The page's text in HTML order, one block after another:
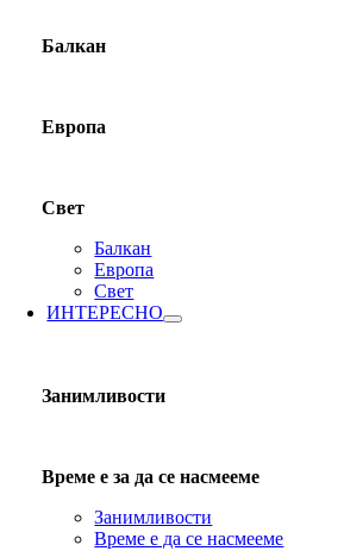
Балкан
Европа
Свет
Балкан
Европа
Свет
ИНТЕРЕСНО
Занимливости
Време е за да се насмееме
Занимливости
Време е да се насмееме